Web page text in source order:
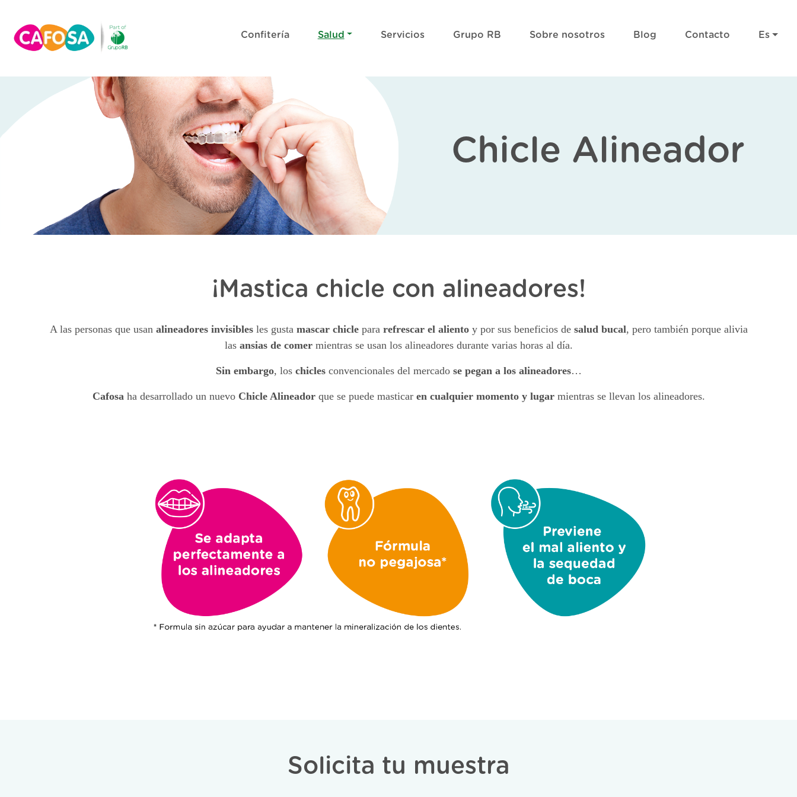
Confitería Salud Servicios Grupo RB Sobre nosotros Blog Contacto Es
Chicle Alineador
¡Mastica chicle con alineadores!
A las personas que usan alineadores invisiblesles gusta mascar chiclepara refrescar el alientoy por sus beneficios de salud bucal, pero también porque alivia
las ansias de comermientras se usan los alineadores durante varias horas al día.
Sin embargo, los chiclesconvencionales del mercado se pegan a los alineadores…
Cafosa ha desarrollado un nuevoChicle Alineadorque se puede masticar en cualquier momento y lugarmientras se llevan los alineadores.
Solicita tu muestra